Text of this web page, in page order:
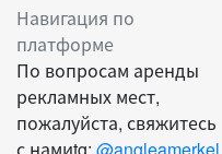
Навигация по
платформе
По вопросам аренды
рекламных мест,
пожалуйста, свяжитесь